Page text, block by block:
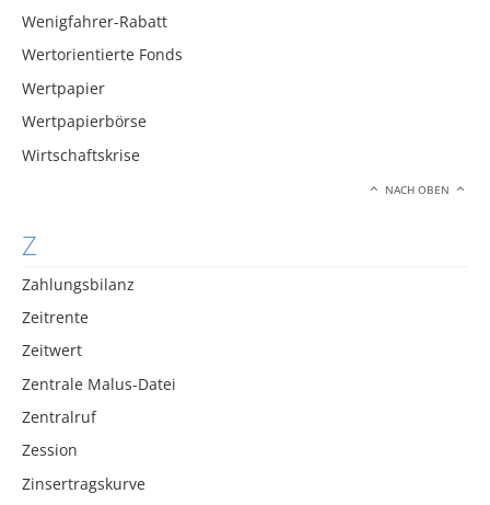
Wenigfahrer-Rabatt
Wertorientierte Fonds
Wertpapier
Wertpapierbörse
Wirtschaftskrise
NACH OBEN
Z
Zahlungsbilanz
Zeitrente
Zeitwert
Zentrale Malus-Datei
Zentralruf
Zession
Zinsertragskurve